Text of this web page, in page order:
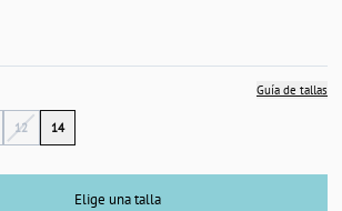
Guía de tallas
12 14
Elige una talla